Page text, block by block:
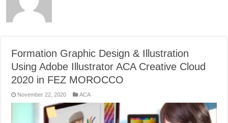
Formation Graphic Design & Illustration
Using Adobe Illustrator ACA Creative Cloud
2020 in FEZ MOROCCO
November 22, 2020 ACA